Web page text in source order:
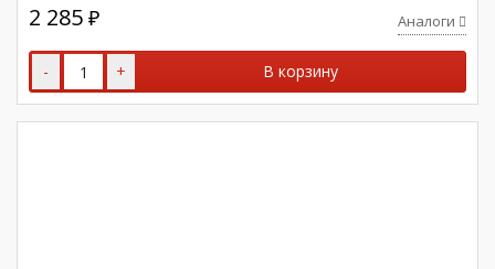
2 285 ₽ Аналоги
- + В корзину